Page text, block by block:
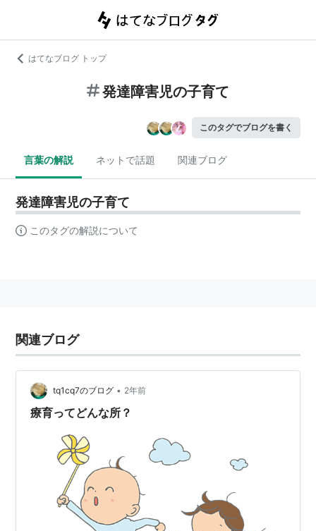
はてなブログ トップ
発達障害児の子育て
このタグでブログを書く
言葉の解説 ネットで話題 関連ブログ
発達障害児の子育て
このタグの解説について
関連ブログ
tq1cq7のブログ • 2年前
療育ってどんな所？